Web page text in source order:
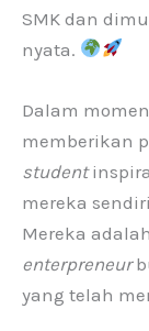
SMK dan
nyata.
Dalam
memberikan
student
mereka
Mereka
enterpreneur
yang telah